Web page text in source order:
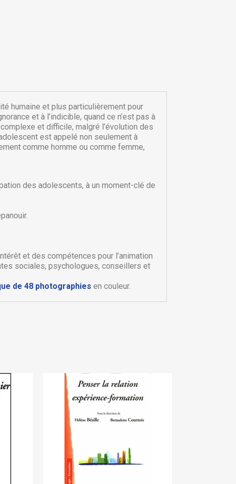
×
humaine et plus particulièrement pour
et à l’indicible, quand ce n’est pas à
et difficile, malgré l’évolution des
est appelé non seulement à
comme homme ou comme femme,
des adolescents, à un moment-clé de
et des compétences pour l’animation
sociales, psychologues, conseillers et
de 48 photographies en couleur.